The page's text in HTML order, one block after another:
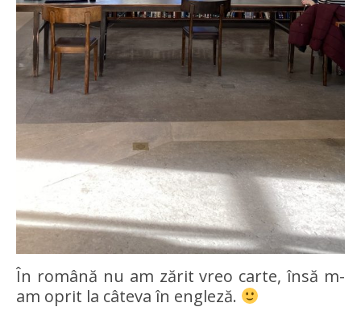
În română nu am zărit vreo carte, însă m-
am oprit la câteva în engleză.